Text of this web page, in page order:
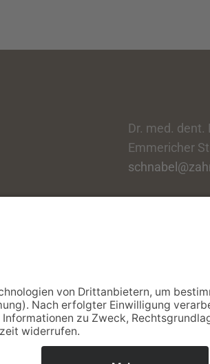
Dr. med. dent.
Emmericher
Jaguljnjak und Dr. Pascal
Impressum·Datenschutz·Kontakt